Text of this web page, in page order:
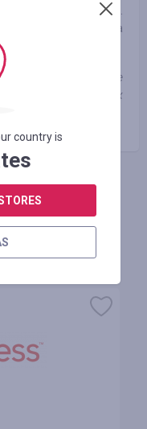
#NOREGRETS.
от транспорта
если при покупке
купоны, которых
country is